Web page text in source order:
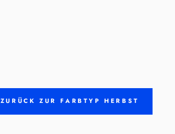
ZURÜCK ZUR FARBTYP HERBST